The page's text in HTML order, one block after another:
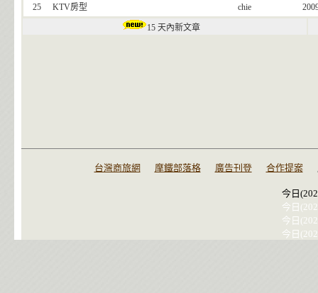
25
KTV房型 chie
15 天內新文章
台灣商旅網 摩鐵部落格 廣告刊登 合作提案
今日
今日
今日
今日